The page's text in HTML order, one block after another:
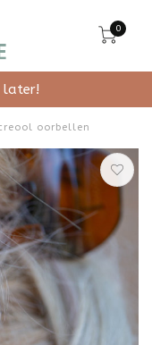
0
oorbellen